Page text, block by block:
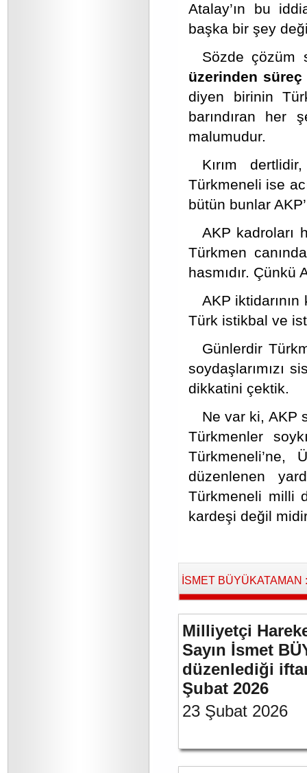
Atalay’ın bu
başka bir şey
Sözde çözüm
üzerinden süreç
diyen birinin
barındıran her
malumudur.
Kırım
Türkmeneli ise
bütün bunlar
AKP kadroları
Türkmen
hasmıdır.
AKP
Türk istikbal ve
Günlerdir
soydaşlarımızı
dikkatini çektik.
Ne var ki, AKP
Türkmenler
Türkmeneli’ne,
düzenlenen
Türkmeneli milli
kardeşi değil
İSMET BÜYÜKATAMAN
Milliyetçi
Sayın İsmet
düzenlediği
Şubat 2026
23 Şubat 2026